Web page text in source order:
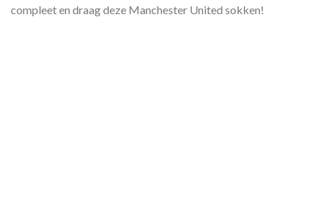
compleet en draag deze Manchester United sokken!